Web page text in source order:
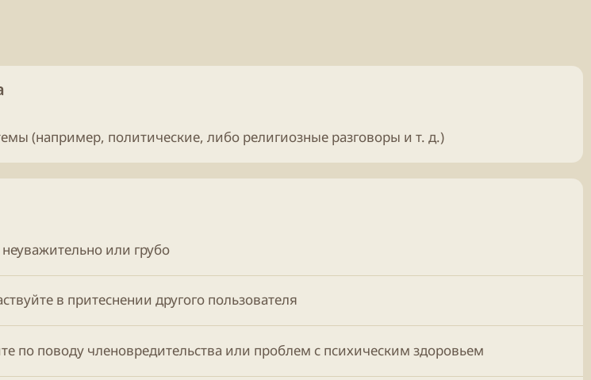
(например, политические, либо религиозные разговоры и т. д.)
или грубо
в притеснении другого пользователя
по поводу членовредительства или проблем с психическим здоровьем